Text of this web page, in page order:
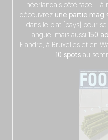
néerlandais côté face – à
découvrez une partie mag
dans le plat (pays) pour
langue, mais aussi 150
Flandre, à Bruxelles et en
10 spots au